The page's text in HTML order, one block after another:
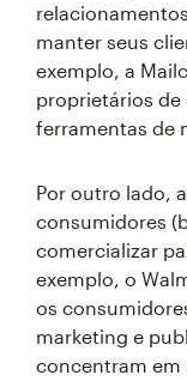
manter seus
exemplo, a
proprietários de
ferramentas de
Por outro lado,
consumidores
comercializar
exemplo, o
os
marketing e
concentram em